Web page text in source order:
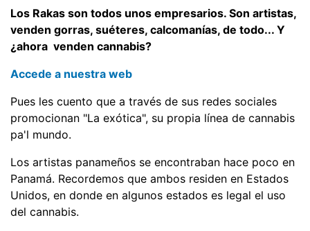
Los Rakas son todos unos empresarios. Son artistas,
venden gorras, suéteres, calcomanías, de todo... Y
¿ahora venden cannabis?
Accede a nuestra web
Pues les cuento que a través de sus redes sociales
promocionan "La exótica", su propia línea de cannabis
pa'l mundo.
Los artistas panameños se encontraban hace poco en
Panamá. Recordemos que ambos residen en Estados
Unidos, en donde en algunos estados es legal el uso
del cannabis.